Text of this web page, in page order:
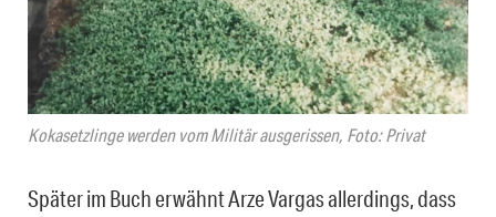
Kokasetzlinge werden vom Militär ausgerissen, Foto: Privat
Später im Buch erwähnt Arze Vargas allerdings, dass